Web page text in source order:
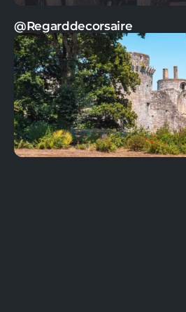
@Regarddecorsaire